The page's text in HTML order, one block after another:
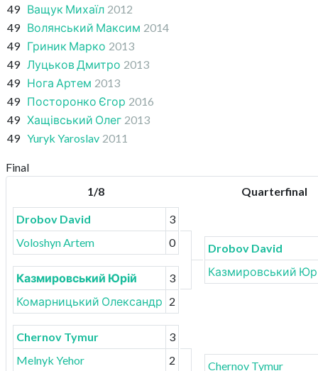
49 Ващук Михаїл 2012
49 Волянський Максим 2014
49 Гриник Марко 2013
49
Луцьков Дмитро 2013
49 Нога Артем 2013
49 Посторонко Єгор 2016
49 Хащівський Олег 2013
49 Yuryk Yaroslav 2011
Final
1/8
Quarterfinal
Drobov David
3
Voloshyn Artem
0
Казмировський Юрій
3
Комарницький Олександр 2
Chernov Tymur
3
Melnyk Yehor
2
Drobov David
Казмировський
Chernov Tymur